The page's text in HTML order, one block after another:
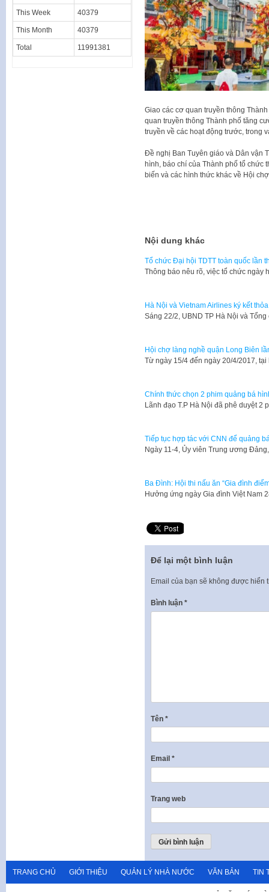
Giao các cơ quan truyền thông
quan truyền thông Thành phố tăng
truyền về các hoạt động trước, trong
Đề nghị Ban Tuyên giáo và Dân vận
hình, báo chí của Thành phố tổ chức
biến và các hình thức khác về Hội
Nội dung khác
Tổ chức Đại hội TDTT toàn quốc lần
Thông báo nêu rõ, việc tổ chức ngày
Hà Nội và Vietnam Airlines ký kết
Sáng 22/2, UBND TP Hà Nội và
Hội chợ làng nghề quận Long Biên
Từ ngày 15/4 đến ngày 20/4/2017,
Chính thức chọn 2 phim quảng bá
Lãnh đạo T.P Hà Nội đã phê duyệt
Tiếp tục hợp tác với CNN để quảng
Ngày 11-4, Ủy viên Trung ương
Ba Đình: Hội thi nấu ăn “Gia đình
Hưởng ứng ngày Gia đình Việt Nam
Để lại một bình luận
Email của bạn sẽ không được hiển
Bình luận *
Tên *
Email *
Trang web
This Week 40379
This Month 40379
Total 11991381
TRANG CHỦ GIỚI THIỆU QUẢN LÝ NHÀ NƯỚC VĂN BẢN TIN